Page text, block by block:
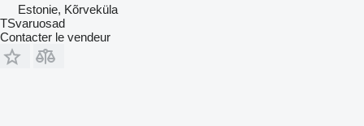
Estonie, Kõrveküla
TSvaruosad
Contacter le vendeur